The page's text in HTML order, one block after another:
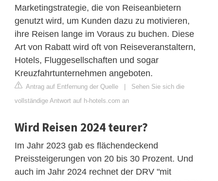
Marketingstrategie, die von Reiseanbietern
genutzt wird, um Kunden dazu zu motivieren,
ihre Reisen lange im Voraus zu buchen. Diese
Art von Rabatt wird oft von Reiseveranstaltern,
Hotels, Fluggesellschaften und sogar
Kreuzfahrtunternehmen angeboten.
Antrag auf Entfernung der Quelle | Sehen Sie sich die
vollständige Antwort auf h-hotels.com an
Wird Reisen 2024 teurer?
Im Jahr 2023 gab es flächendeckend
Preissteigerungen von 20 bis 30 Prozent. Und
auch im Jahr 2024 rechnet der DRV "mit